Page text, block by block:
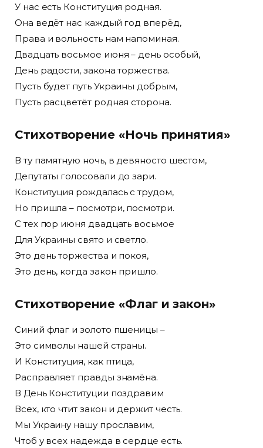
У нас есть Конституция родная.
Она ведёт нас каждый год вперёд,
Права и вольность нам напоминая.
Двадцать восьмое июня – день особый,
День радости, закона торжества.
Пусть будет путь Украины добрым,
Пусть расцветёт родная сторона.
Стихотворение «Ночь принятия»
В ту памятную ночь, в девяносто шестом,
Депутаты голосовали до зари.
Конституция рождалась с трудом,
Но пришла – посмотри, посмотри.
С тех пор июня двадцать восьмое
Для Украины свято и светло.
Это день торжества и покоя,
Это день, когда закон пришло.
Стихотворение «Флаг и закон»
Синий флаг и золото пшеницы –
Это символы нашей страны.
И Конституция, как птица,
Расправляет правды знамёна.
В День Конституции поздравим
Всех, кто чтит закон и держит честь.
Мы Украину нашу прославим,
Чтоб у всех надежда в сердце есть.